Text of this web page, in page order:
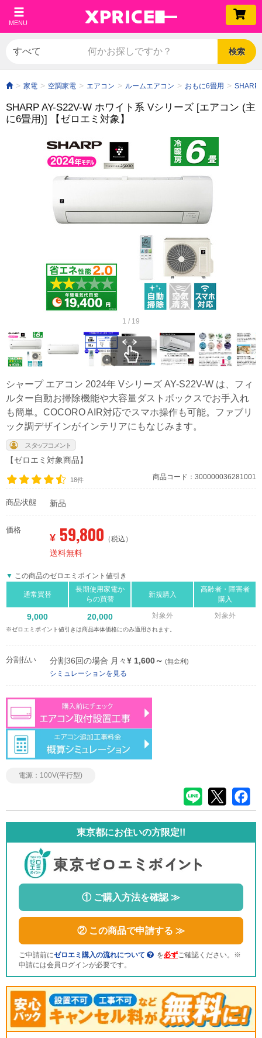
MENU
検索
家電 空調家電 エアコン ルームエアコン おもに6畳用 SHARP
SHARP AY-S22V-W ホワイト系 Vシリーズ [エアコン (主
に6畳用)]
【ゼロエミ対象】
1 / 19
シャープ エアコン 2024年 Vシリーズ AY-S22V-W は、フィ
ルター自動お掃除機能や大容量ダストボックスでお手入れ
も簡単。COCORO AIR対応でスマホ操作も可能。ファブリ
ック調デザインがインテリアにもなじみます。
【ゼロエミ対象商品】
18件 商品コード：300000036281001
商品状態 新品
価格
¥ 59,800 （税込）
送料無料
この商品のゼロエミポイント値引き
通常買替
長期使用家電か
らの買替
新規購入
高齢者・障害者
購入
9,000 20,000 対象外 対象外
※ゼロエミポイント値引きは商品本体価格にのみ適用されます。
分割払い 分割36回の場合 月々¥ 1,600～ (無金利)
シミュレーションを見る
電源：100V(平行型)
東京都にお住いの方限定!!
① ご購入方法を確認 ≫
② この商品で申請する ≫
ご申請前にゼロエミ購入の流れについて を必ずご確認ください。※
申請には会員ログインが必要です。